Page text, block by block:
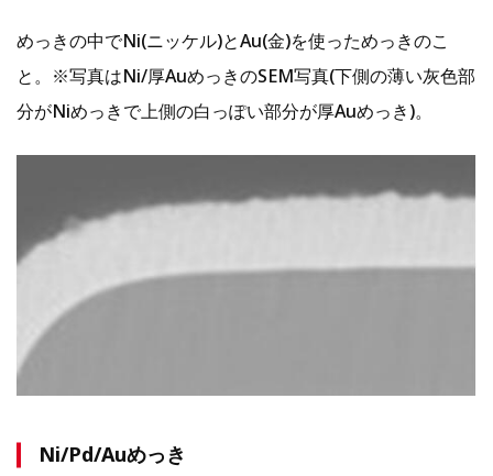
めっきの中でNi(ニッケル)とAu(金)を使っためっきのこ
と。※写真はNi/厚AuめっきのSEM写真(下側の薄い灰色部
分がNiめっきで上側の白っぽい部分が厚Auめっき)。
Ni/Pd/Auめっき